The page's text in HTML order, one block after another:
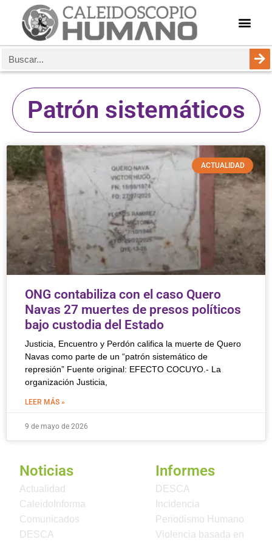
Patrón sistemáticos
ACTUALIDAD
ONG contabiliza con el caso Quero
Navas 27 muertes de presos políticos
bajo custodia del Estado
Justicia, Encuentro y Perdón califica la muerte de Quero
Navas como parte de un “patrón sistemático de
represión” Fuente original: EFECTO COCUYO.- La
organización Justicia,
LEER MÁS »
9 de mayo de 2026
Noticias
Actualidad
CaleidoInforma
Comunicados
DESCA
Informes
DESCA
Incidencia
Periodismo Humano
Violencia basada en